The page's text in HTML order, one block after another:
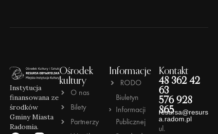
Instytucja
finansowana ze
środków
Gminy Miasta
Radomia.
Ośrodek
kultury
O nas
Bilety
Partnerzy
Informacje
RODO
Biuletyn
Informacji
Publicznej
Kontakt
48 362 42
63
576 928
865
resursa@resurs
a.radom.pl
ul.